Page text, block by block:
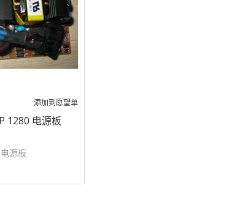
添加到愿望单
1280 电源板
源板